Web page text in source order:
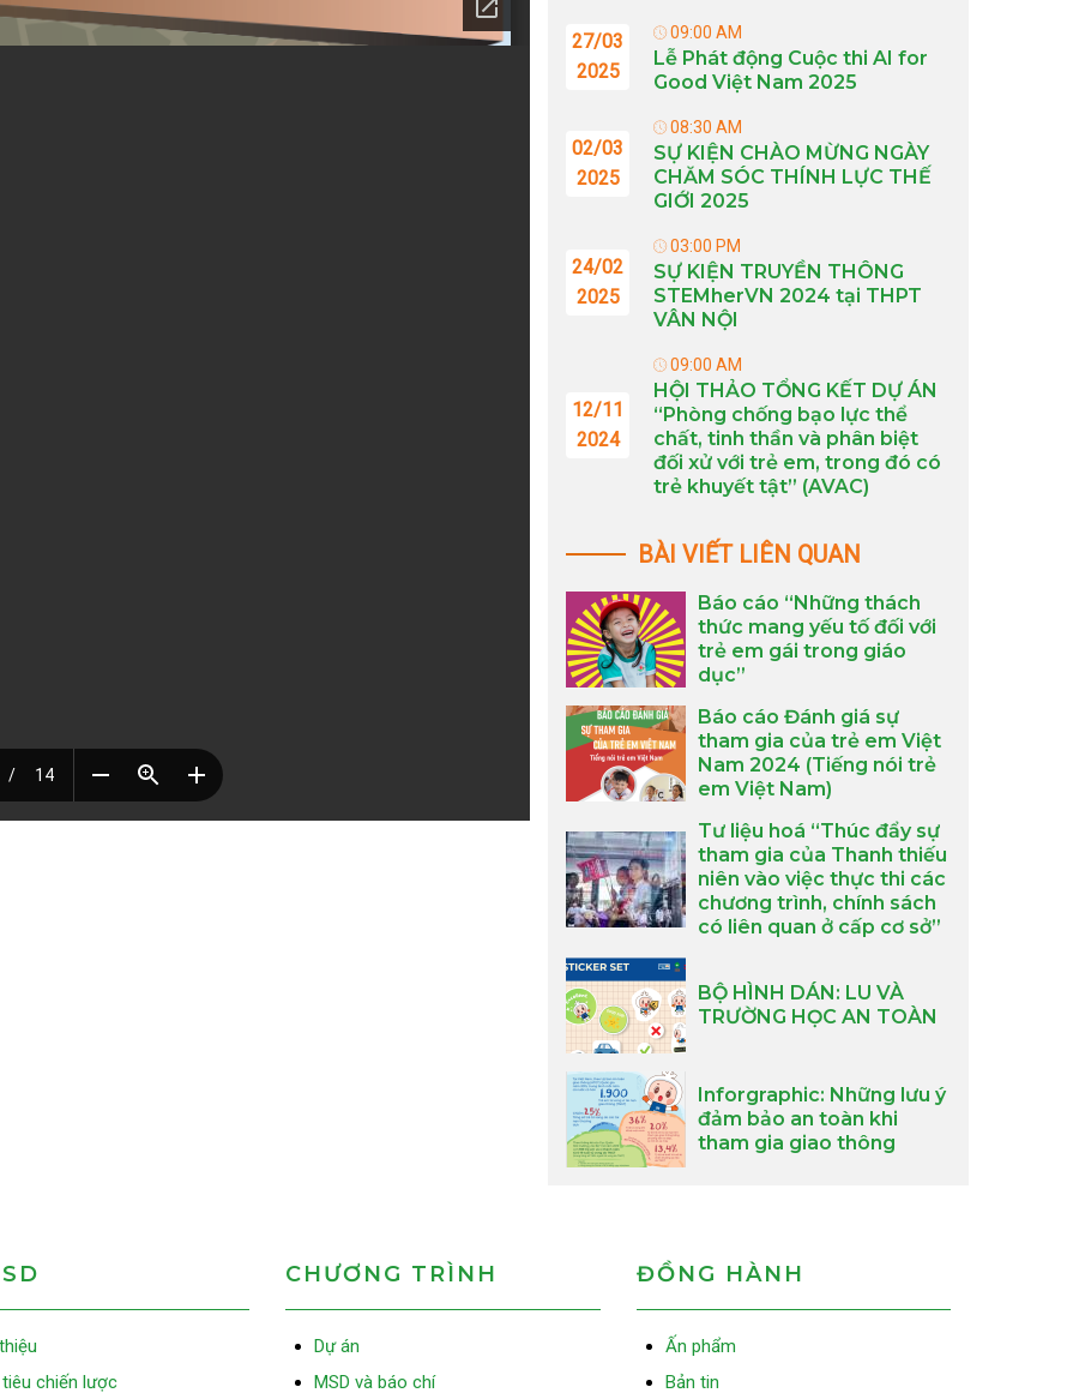
27/03
2025
09:00 AM
Lễ Phát động Cuộc thi AI for
Good Việt Nam 2025
02/03
2025
08:30 AM
SỰ KIỆN CHÀO MỪNG NGÀY
CHĂM SÓC THÍNH LỰC THẾ
GIỚI 2025
24/02
2025
03:00 PM
SỰ KIỆN TRUYỀN THÔNG
STEMherVN 2024 tại THPT
VÂN NỘI
12/11
2024
09:00 AM
HỘI THẢO TỔNG KẾT DỰ ÁN
“Phòng chống bạo lực thể
chất, tinh thần và phân biệt
đối xử với trẻ em, trong đó có
trẻ khuyết tật” (AVAC)
BÀI VIẾT LIÊN QUAN
Báo cáo “Những thách
thức mang yếu tố đối với
trẻ em gái trong giáo
dục”
Báo cáo Đánh giá sự
tham gia của trẻ em Việt
Nam 2024 (Tiếng nói trẻ
em Việt Nam)
Tư liệu hoá “Thúc đẩy sự
tham gia của Thanh thiếu
niên vào việc thực thi các
chương trình, chính sách
có liên quan ở cấp cơ sở”
BỘ HÌNH DÁN: LU VÀ
TRƯỜNG HỌC AN TOÀN
Inforgraphic: Những lưu ý
đảm bảo an toàn khi
tham gia giao thông
chiến lược
CHƯƠNG TRÌNH
Dự án
MSD và báo chí
ĐỒNG HÀNH
Ấn phẩm
Bản tin